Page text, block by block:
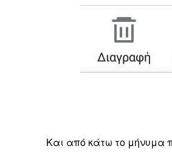
Και από κάτω το μήνυμα